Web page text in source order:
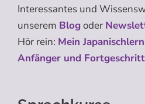
Interessantes und
unserem Blogoder
Hör rein: Mein
Anfänger und